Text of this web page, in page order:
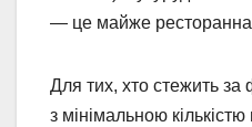
— це майже ресторанна
Для тих, хто стежить за
з мінімальною